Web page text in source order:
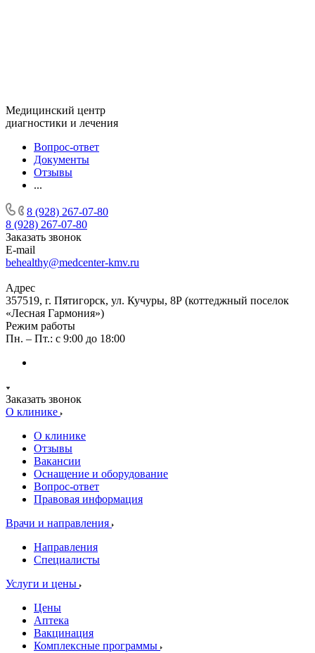
Медицинский центр
диагностики и лечения
Вопрос-ответ
Документы
Отзывы
...
8 (928) 267-07-80
8 (928) 267-07-80
Заказать звонок
E-mail
behealthy@medcenter-kmv.ru
Адрес
357519, г. Пятигорск, ул. Кучуры, 8Р (коттеджный поселок
«Лесная Гармония»)
Режим работы
Пн. – Пт.: с 9:00 до 18:00
Заказать звонок
О клинике
О клинике
Отзывы
Вакансии
Оснащение и оборудование
Вопрос-ответ
Правовая информация
Врачи и направления
Направления
Специалисты
Услуги и цены
Цены
Аптека
Вакцинация
Комплексные программы